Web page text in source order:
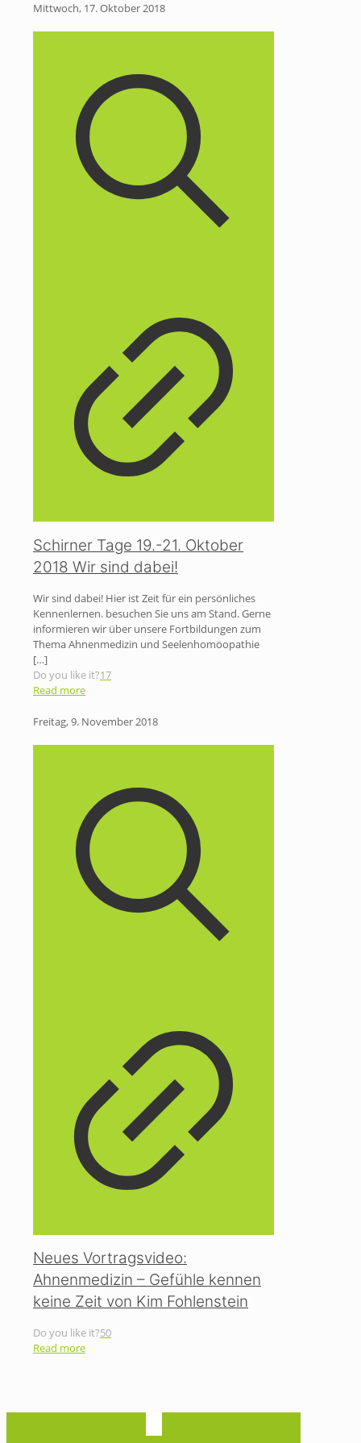
Mittwoch, 17. Oktober 2018
Schirner Tage 19.-21. Oktober
2018 Wir sind dabei!
Wir sind dabei! Hier ist Zeit für ein persönliches
Kennenlernen. besuchen Sie uns am Stand. Gerne
informieren wir über unsere Fortbildungen zum
Thema Ahnenmedizin und Seelenhomöopathie
[…]
Do you like it?17
Read more
Freitag, 9. November 2018
Neues Vortragsvideo:
Ahnenmedizin – Gefühle kennen
keine Zeit von Kim Fohlenstein
Do you like it?50
Read more